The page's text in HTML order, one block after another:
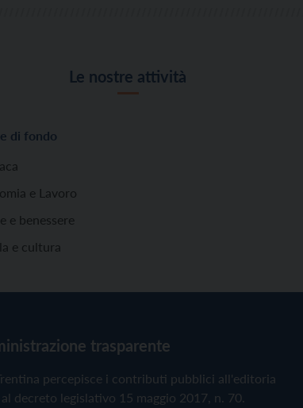
Le nostre attività
di fondo
e Lavoro
e benessere
e cultura
trasparente
percepisce i contributi pubblici all'editoria
decreto legislativo 15 maggio 2017, n. 70.